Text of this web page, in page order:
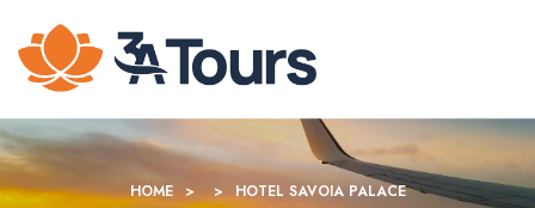
HOME > > HOTEL SAVOIA PALACE